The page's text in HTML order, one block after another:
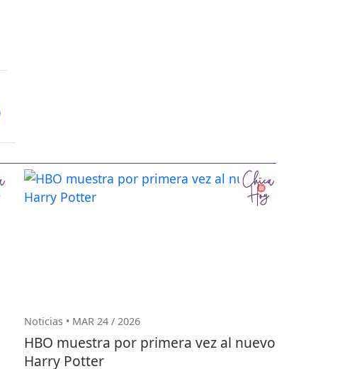
Noticias • MAR 24 / 2026
HBO muestra por primera vez al nuevo
Harry Potter